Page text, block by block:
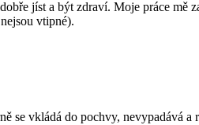
jíst a být zdraví. Moje práce mě
vtipné).
vkládá do pochvy, nevypadává a